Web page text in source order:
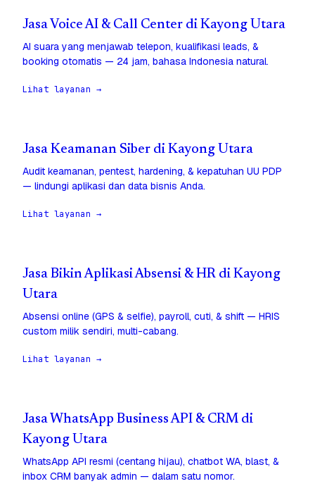
Jasa Voice AI & Call Center di Kayong Utara
AI suara yang menjawab telepon, kualifikasi leads, &
booking otomatis — 24 jam, bahasa Indonesia natural.
Lihat layanan →
Jasa Keamanan Siber di Kayong Utara
Audit keamanan, pentest, hardening, & kepatuhan UU PDP
— lindungi aplikasi dan data bisnis Anda.
Lihat layanan →
Jasa Bikin Aplikasi Absensi & HR di Kayong
Utara
Absensi online (GPS & selfie), payroll, cuti, & shift — HRIS
custom milik sendiri, multi-cabang.
Lihat layanan →
Jasa WhatsApp Business API & CRM di
Kayong Utara
WhatsApp API resmi (centang hijau), chatbot WA, blast, &
inbox CRM banyak admin — dalam satu nomor.